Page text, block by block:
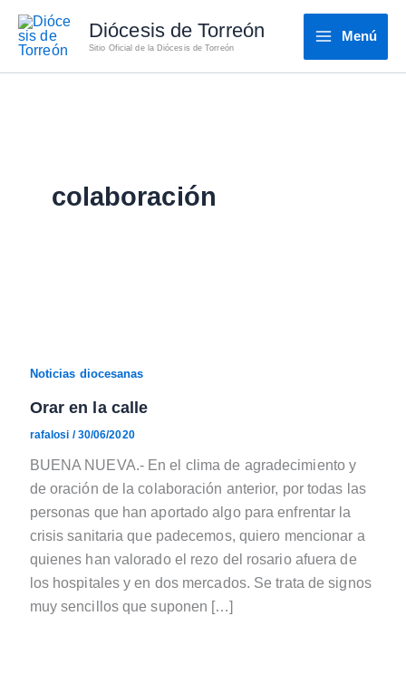
contenido
Diócesis de Torreón
Sitio Oficial de la Diócesis de Torreón
Menú
colaboración
Noticias diocesanas
Orar en la calle
rafalosi /30/06/2020
BUENA NUEVA.- En el clima de agradecimiento y
de oración de la colaboración anterior, por todas las
personas que han aportado algo para enfrentar la
crisis sanitaria que padecemos, quiero mencionar a
quienes han valorado el rezo del rosario afuera de
los hospitales y en dos mercados. Se trata de signos
muy sencillos que suponen […]